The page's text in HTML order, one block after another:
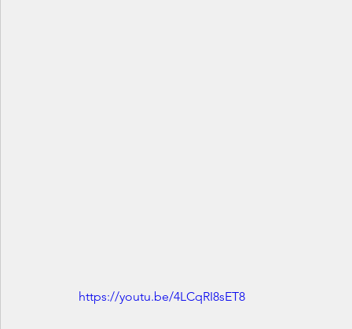
https://youtu.be/4LCqRI8sET8